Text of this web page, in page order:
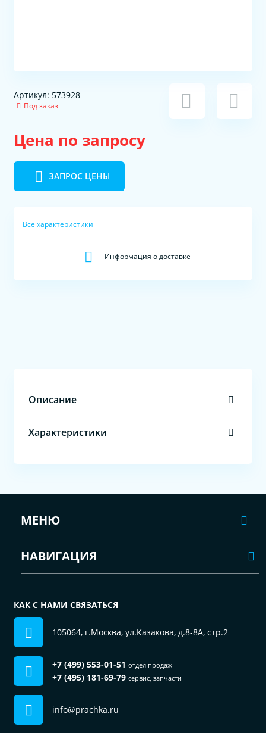
Артикул: 573928
Под заказ
Цена по запросу
ЗАПРОС ЦЕНЫ
Все характеристики
Информация о доставке
Описание
Характеристики
МЕНЮ
НАВИГАЦИЯ
КАК С НАМИ СВЯЗАТЬСЯ
105064, г.Москва, ул.Казакова, д.8-8А, стр.2
+7 (499) 553-01-51 отдел продаж
+7 (495) 181-69-79 сервис, запчасти
info@prachka.ru